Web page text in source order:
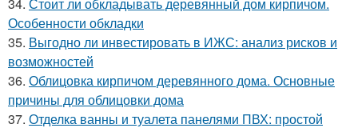
Особенности обкладки
35. Выгодно ли инвестировать в ИЖС: анализ рисков и
возможностей
36. Облицовка кирпичом деревянного дома. Основные
причины для облицовки дома
37. Отделка ванны и туалета панелями ПВХ: простой